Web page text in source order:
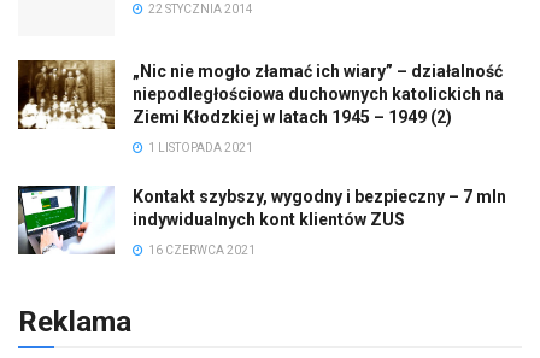
22 STYCZNIA 2014
„Nic nie mogło złamać ich wiary” – działalność
niepodległościowa duchownych katolickich na
Ziemi Kłodzkiej w latach 1945 – 1949 (2)
1 LISTOPADA 2021
Kontakt szybszy, wygodny i bezpieczny – 7 mln
indywidualnych kont klientów ZUS
16 CZERWCA 2021
Reklama